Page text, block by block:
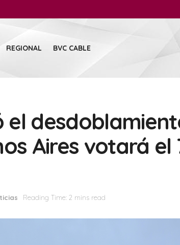
REGIONAL BVC CABLE
el
Aires votará el
Reading Time: 2 mins read